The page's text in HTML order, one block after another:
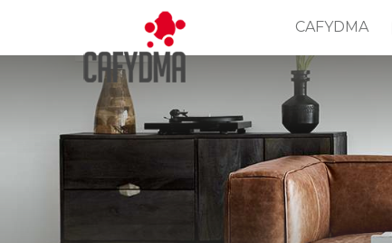
CAFYDMA